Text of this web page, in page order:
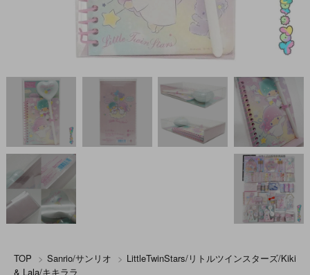
TOP > Sanrio/サンリオ > LittleTwinStars/リトルツインスターズ/Kiki
& Lala/キキララ